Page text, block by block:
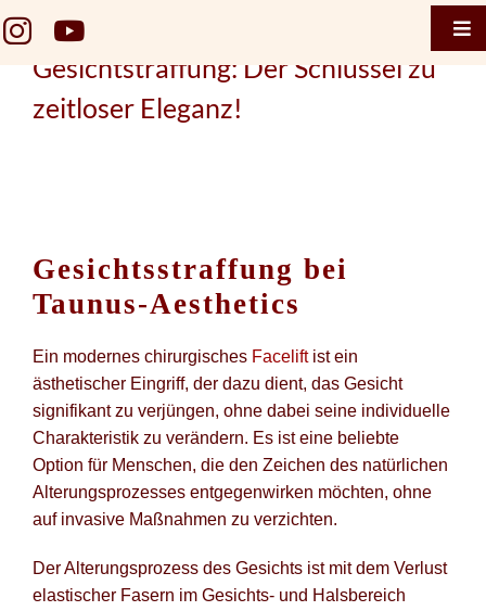
Zum
Inhalt
springen
Home
Körper
Falten
Blog
Gesichtstraffung: Der Schlüssel zu
zeitloser Eleganz!
Gesichtsstraffung bei
Taunus-Aesthetics
Ein modernes chirurgisches Faceliftist ein
ästhetischer Eingriff, der dazu dient, das Gesicht
signifikant zu verjüngen, ohne dabei seine individuelle
Charakteristik zu verändern. Es ist eine beliebte
Option für Menschen, die den Zeichen des natürlichen
Alterungsprozesses entgegenwirken möchten, ohne
auf invasive Maßnahmen zu verzichten.
Der Alterungsprozess des Gesichts ist mit dem Verlust
elastischer Fasern im Gesichts- und Halsbereich